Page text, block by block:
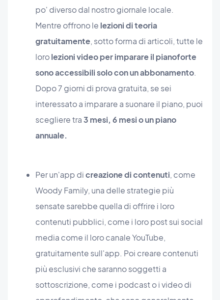
po' diverso dal nostro giornale locale.
Mentre offrono le lezioni di teoria
gratuitamente, sotto forma di articoli, tutte le
lorolezioni video per imparare il pianoforte
sono accessibili solo con un abbonamento.
Dopo 7 giorni di prova gratuita, se sei
interessato a imparare a suonare il piano, puoi
scegliere tra3 mesi, 6 mesi o un piano
annuale.
Per un'app dicreazione di contenuti, come
Woody Family, una delle strategie più
sensate sarebbe quella di offrire i loro
contenuti pubblici, come i loro post sui social
media come il loro canale YouTube,
gratuitamente sull'app. Poi creare contenuti
più esclusivi che saranno soggetti a
sottoscrizione, come i podcast o i video di